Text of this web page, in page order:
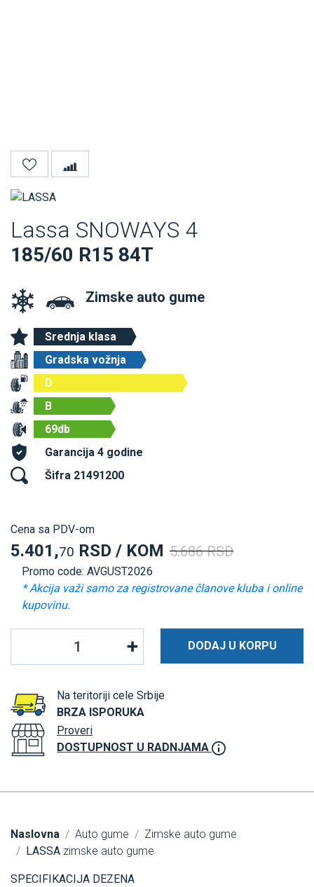
Lassa SNOWAYS 4
185/60 R15 84T
Zimske auto gume
Srednja klasa
Gradska vožnja
D
B
69db
Garancija 4 godine
Šifra 21491200
Cena sa PDV-om
5.401,70 RSD / KOM 5.686 RSD
Promo code: AVGUST2026
* Akcija važi samo za registrovane članove kluba i online
kupovinu.
DODAJ U KORPU
Na teritoriji cele Srbije
BRZA ISPORUKA
Proveri
DOSTUPNOST U RADNJAMA
Naslovna Auto gume
Zimske auto gume
LASSA zimske auto gume
SPECIFIKACIJA DEZENA